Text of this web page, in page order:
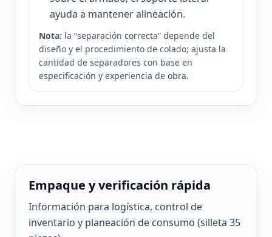
ayuda a mantener alineación.
Nota: la “separación correcta” depende del
diseño y el procedimiento de colado; ajusta la
cantidad de separadores con base en
especificación y experiencia de obra.
Empaque y verificación rápida
Información para logística, control de
inventario y planeación de consumo (silleta 35